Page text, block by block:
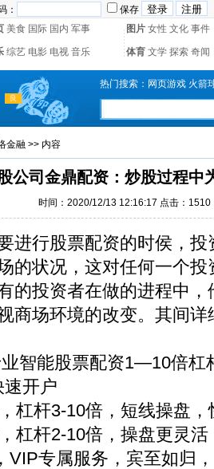
：
保存
美食 国际 国内 军事 图片 女性 文化 事件
综艺 电影 电视 音乐 体育 文学 探索 奇闻
热门搜索： 网页游戏 火箭
金融 >> 内容
公司金鼎配资：炒股过程中
时间：2020/12/13 12:16:17 点击：1510
行股票配资的时侯，投
的状况，这对任何一个
的投资者在做的进程中
商场环境的改变。其间
能股票配资1—10倍杠
开户
杆3-10倍，短线操盘，
杆2-10倍，操盘更灵活
专属服务，宾至如归，